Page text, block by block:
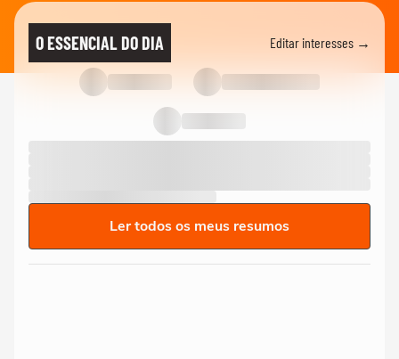
O ESSENCIAL DO DIA Editar interesses →
Ler todos os meus resumos